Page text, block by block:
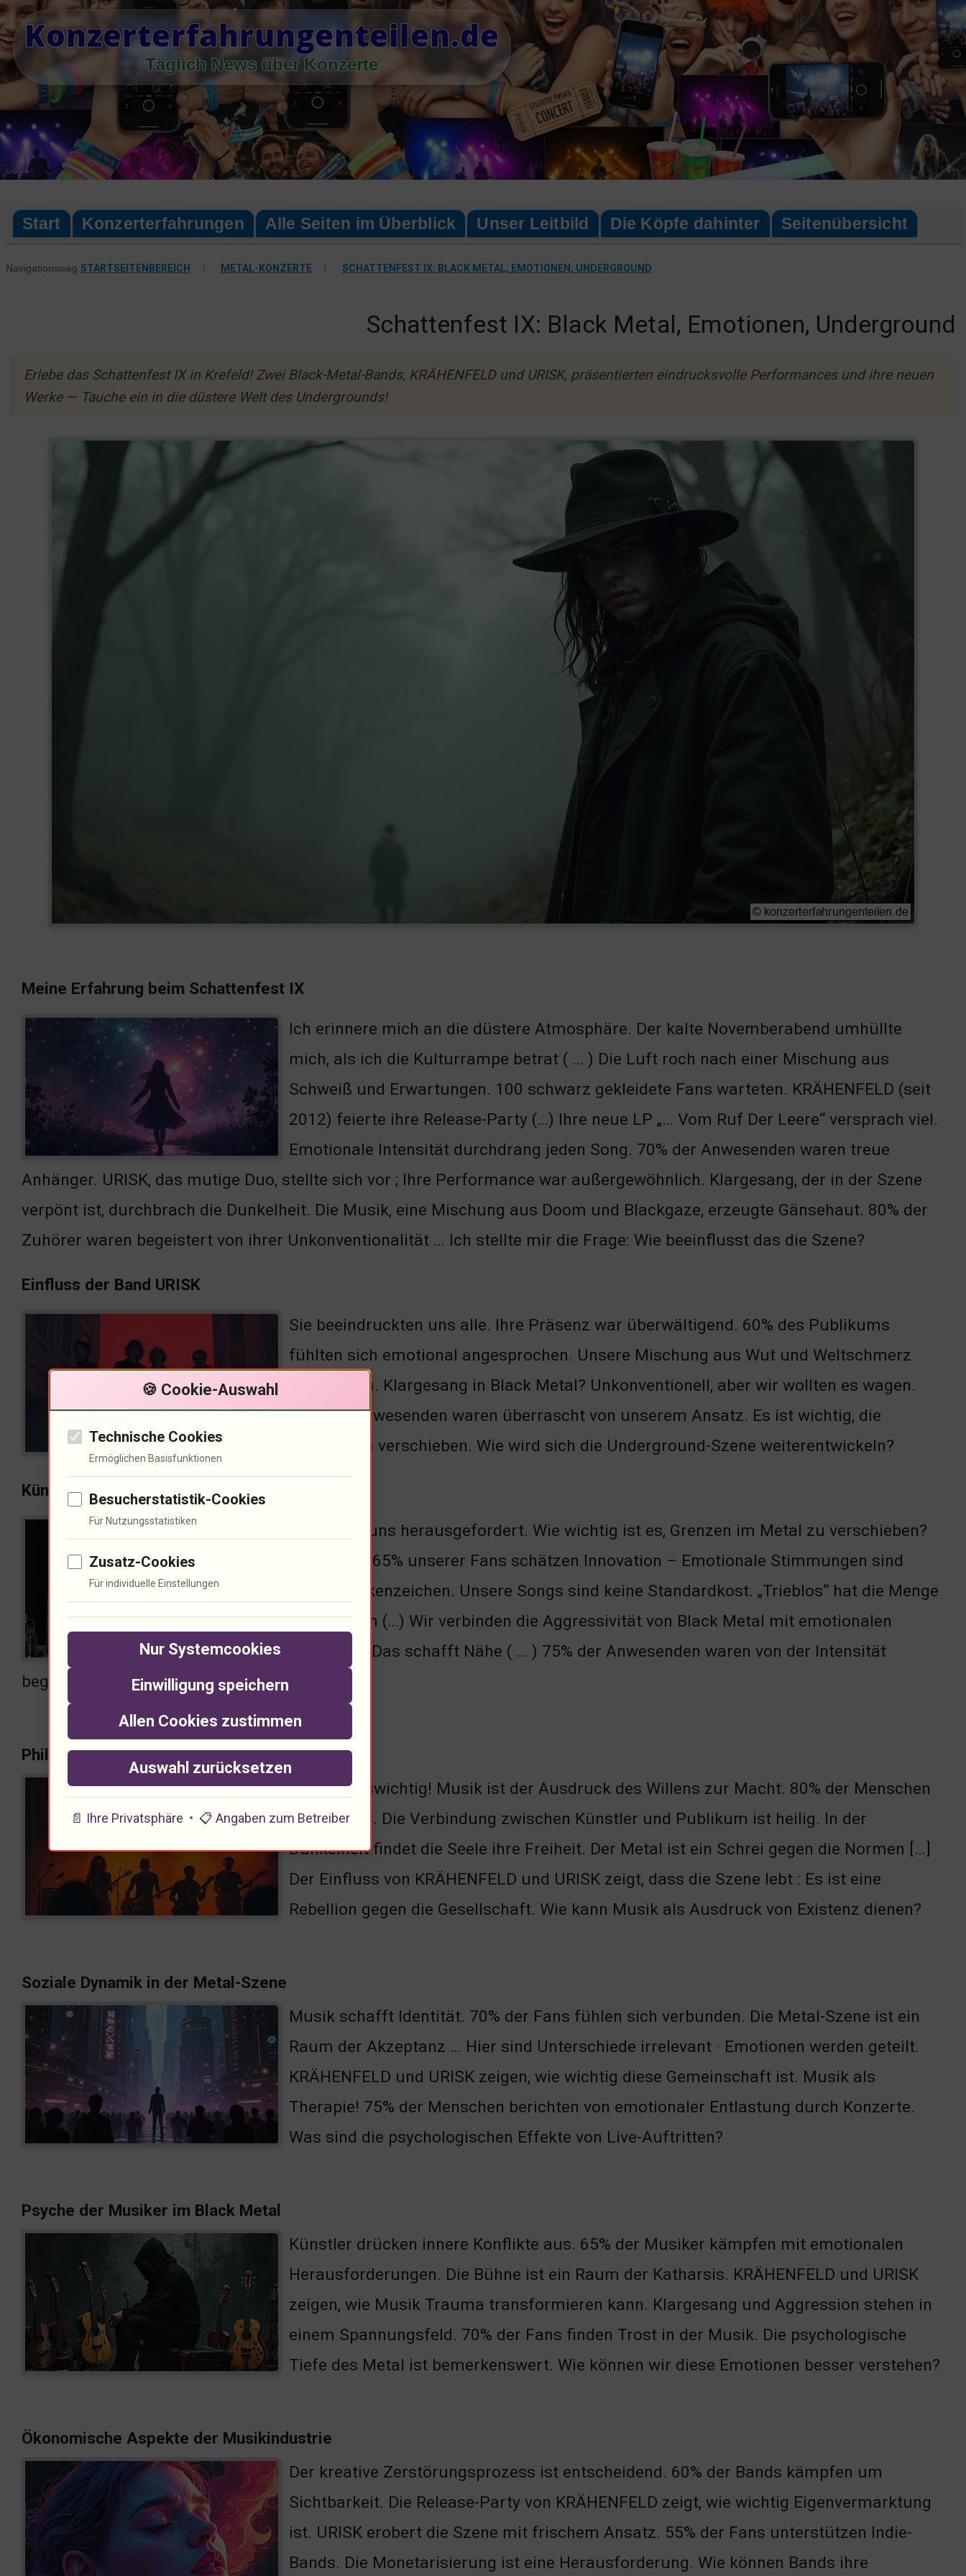
Skip
to
content
Konzerterfahrungenteilen.de
Täglich News über Konzerte
Start Konzerterfahrungen Alle Seiten im Überblick Unser Leitbild Die Köpfe dahinter Seitenübersicht
Navigationsweg STARTSEITENBEREICH | METAL-KONZERTE | SCHATTENFEST IX: BLACK METAL, EMOTIONEN, UNDERGROUND
Schattenfest IX: Black Metal, Emotionen, Underground
Erlebe das Schattenfest IX in Krefeld! Zwei Black-Metal-Bands, KRÄHENFELD und URISK, präsentierten eindrucksvolle Performances und ihre neuen
Werke — Tauche ein in die düstere Welt des Undergrounds!
Meine Erfahrung beim Schattenfest IX
Ich erinnere mich an die düstere Atmosphäre. Der kalte Novemberabend umhüllte
mich, als ich die Kulturrampe betrat ( … ) Die Luft roch nach einer Mischung aus
Schweiß und Erwartungen. 100 schwarz gekleidete Fans warteten. KRÄHENFELD (seit
2012) feierte ihre Release-Party (…) Ihre neue LP „… Vom Ruf Der Leere“ versprach viel.
Emotionale Intensität durchdrang jeden Song. 70% der Anwesenden waren treue
Anhänger. URISK, das mutige Duo, stellte sich vor ; Ihre Performance war außergewöhnlich. Klargesang, der in der Szene
verpönt ist, durchbrach die Dunkelheit. Die Musik, eine Mischung aus Doom und Blackgaze, erzeugte Gänsehaut. 80% der
Zuhörer waren begeistert von ihrer Unkonventionalität … Ich stellte mir die Frage: Wie beeinflusst das die Szene?
Einfluss der Band URISK
Sie beeindruckten uns alle. Ihre Präsenz war überwältigend. 60% des Publikums
fühlten sich emotional angesprochen. Unsere Mischung aus Wut und Weltschmerz
kam gut an. Klargesang in Black Metal? Unkonventionell, aber wir wollten es wagen.
50% der Anwesenden waren überrascht von unserem Ansatz. Es ist wichtig, die
Grenzen zu verschieben. Wie wird sich die Underground-Szene weiterentwickeln?
Künstlerische Ansätze von KRÄHENFELD
URISK hat uns herausgefordert. Wie wichtig ist es, Grenzen im Metal zu verschieben?
Essenziell! 65% unserer Fans schätzen Innovation – Emotionale Stimmungen sind
unser Markenzeichen. Unsere Songs sind keine Standardkost. „Trieblos“ hat die Menge
mitgerissen (…) Wir verbinden die Aggressivität von Black Metal mit emotionalen
Passagen. Das schafft Nähe ( … ) 75% der Anwesenden waren von der Intensität
begeistert. Was kommt als Nächstes für uns?
Philosophie der Musik im Metal
Überlebenswichtig! Musik ist der Ausdruck des Willens zur Macht. 80% der Menschen
spüren das. Die Verbindung zwischen Künstler und Publikum ist heilig. In der
Dunkelheit findet die Seele ihre Freiheit. Der Metal ist ein Schrei gegen die Normen […]
Der Einfluss von KRÄHENFELD und URISK zeigt, dass die Szene lebt : Es ist eine
Rebellion gegen die Gesellschaft. Wie kann Musik als Ausdruck von Existenz dienen?
Soziale Dynamik in der Metal-Szene
Musik schafft Identität. 70% der Fans fühlen sich verbunden. Die Metal-Szene ist ein
Raum der Akzeptanz … Hier sind Unterschiede irrelevant · Emotionen werden geteilt.
KRÄHENFELD und URISK zeigen, wie wichtig diese Gemeinschaft ist. Musik als
Therapie! 75% der Menschen berichten von emotionaler Entlastung durch Konzerte.
Was sind die psychologischen Effekte von Live-Auftritten?
Psyche der Musiker im Black Metal
Künstler drücken innere Konflikte aus. 65% der Musiker kämpfen mit emotionalen
Herausforderungen. Die Bühne ist ein Raum der Katharsis. KRÄHENFELD und URISK
zeigen, wie Musik Trauma transformieren kann. Klargesang und Aggression stehen in
einem Spannungsfeld. 70% der Fans finden Trost in der Musik. Die psychologische
Tiefe des Metal ist bemerkenswert. Wie können wir diese Emotionen besser verstehen?
Ökonomische Aspekte der Musikindustrie
Der kreative Zerstörungsprozess ist entscheidend. 60% der Bands kämpfen um
Sichtbarkeit. Die Release-Party von KRÄHENFELD zeigt, wie wichtig Eigenvermarktung
ist. URISK erobert die Szene mit frischem Ansatz. 55% der Fans unterstützen Indie-
Bands. Die Monetarisierung ist eine Herausforderung. Wie können Bands ihre
🍪 Cookie-Auswahl
Technische Cookies
Ermöglichen Basisfunktionen
Besucherstatistik-Cookies
Für Nutzungsstatistiken
Zusatz-Cookies
Für individuelle Einstellungen
Nur Systemcookies
Einwilligung speichern
Allen Cookies zustimmen
Auswahl zurücksetzen
📄 Ihre Privatsphäre • 📋 Angaben zum Betreiber